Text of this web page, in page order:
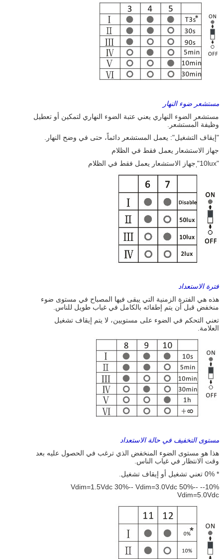
مستشعر ضوء النهار
مستشعر الضوء النهاري يعني عتبة الضوء النهاري لتمكين أو تعطيل
وظيفة المستشعر.
"إيقاف التشغيل": يعمل المستشعر دائماً، حتى في وضح النهار.
جهاز الاستشعار يعمل فقط في الظلام
"10lux"
جهاز الاستشعار يعمل فقط في الظلام
فترة الاستعداد
هذه هي الفترة الزمنية التي يبقى فيها المصباح في مستوى ضوء
منخفض قبل أن يتم إطفائه بالكامل في غياب طويل للناس.
تعني التحكم في الضوء على مستويين، لا يتم إيقاف تشغيل
العلامة.
مستوى التخفيف في حالة الاستعداد
هذا هو مستوى الضوء المنخفض الذي ترغب في الحصول عليه بعد
وقت الانتظار في غياب الناس.
* 0% تعني تشغيل أو إيقاف تشغيل.
10%-- Vdim=1.5Vdc 30%-- Vdim=3.0Vdc 50%--
Vdim=5.0Vdc